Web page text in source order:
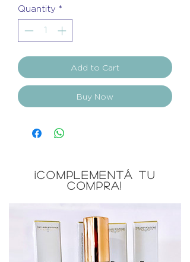
Quantity *
Add to Cart
Buy Now
¡COMPLEMENTÁ TU
COMPRA!